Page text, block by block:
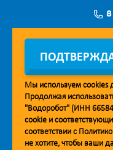
Мы используем cookies
Продолжая
"Водоробот" (ИНН
cookie и
соответствии с
не хотите, чтобы ваши